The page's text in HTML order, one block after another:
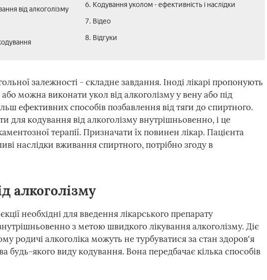
від алкоголізму
6. Кодування уколом - ефективність і наслідки
7. Відео
8. Відгуки
залежності - складне завдання. Іноді лікарі пропонують
можна виконати укол від алкоголізму у вену або під
ефективних способів позбавлення від тяги до спиртного.
для кодування від алкоголізму внутрішньовенно, і це
терапії. Призначати їх повинен лікар. Пацієнта
наслідки вживання спиртного, потрібно згоду в
алкоголізму
необхідні для введення лікарського препарату
з метою швидкого лікування алкоголізму. Діє
родичі алкоголіка можуть не турбуватися за стан здоров'я
будь-якого виду кодування. Вона передбачає кілька способів